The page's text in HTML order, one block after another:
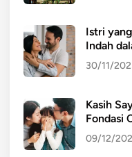
Istri
Indah
30/11/
Kasih
Fondasi
09/12/